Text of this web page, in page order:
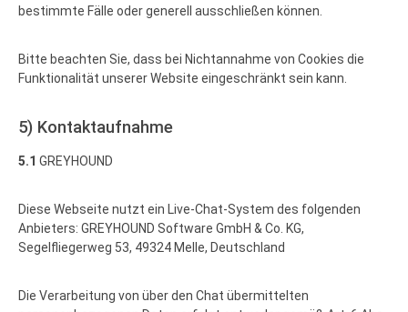
bestimmte Fälle oder generell ausschließen können.
Bitte beachten Sie, dass bei Nichtannahme von Cookies die
Funktionalität unserer Website eingeschränkt sein kann.
5) Kontaktaufnahme
5.1 GREYHOUND
Diese Webseite nutzt ein Live-Chat-System des folgenden
Anbieters: GREYHOUND Software GmbH & Co. KG,
Segelfliegerweg 53, 49324 Melle, Deutschland
Die Verarbeitung von über den Chat übermittelten